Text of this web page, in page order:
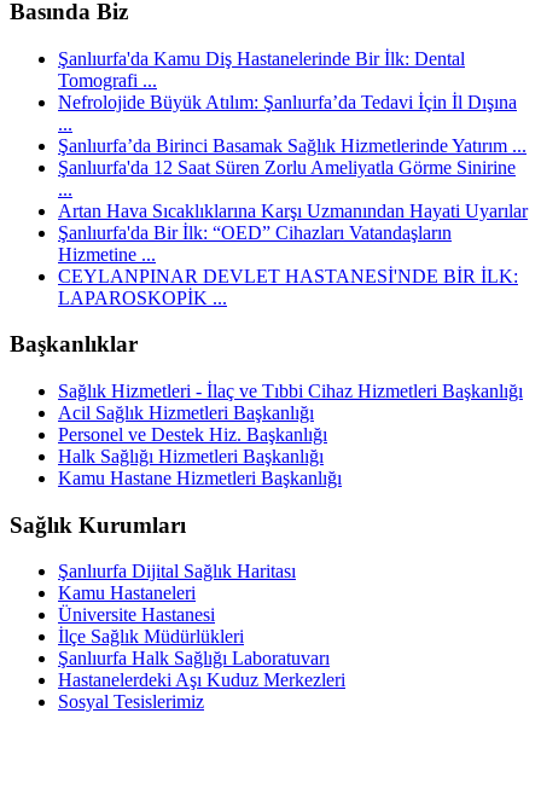
Basında Biz
Şanlıurfa'da Kamu Diş Hastanelerinde Bir İlk: Dental
Tomografi ...
Nefrolojide Büyük Atılım: Şanlıurfa’da Tedavi İçin İl Dışına
...
Şanlıurfa’da Birinci Basamak Sağlık Hizmetlerinde Yatırım ...
Şanlıurfa'da 12 Saat Süren Zorlu Ameliyatla Görme Sinirine
...
Artan Hava Sıcaklıklarına Karşı Uzmanından Hayati Uyarılar
Şanlıurfa'da Bir İlk: “OED” Cihazları Vatandaşların
Hizmetine ...
CEYLANPINAR DEVLET HASTANESİ'NDE BİR İLK:
LAPAROSKOPİK ...
Başkanlıklar
Sağlık Hizmetleri - İlaç ve Tıbbi Cihaz Hizmetleri Başkanlığı
Acil Sağlık Hizmetleri Başkanlığı
Personel ve Destek Hiz. Başkanlığı
Halk Sağlığı Hizmetleri Başkanlığı
Kamu Hastane Hizmetleri Başkanlığı
Sağlık Kurumları
Şanlıurfa Dijital Sağlık Haritası
Kamu Hastaneleri
Üniversite Hastanesi
İlçe Sağlık Müdürlükleri
Şanlıurfa Halk Sağlığı Laboratuvarı
Hastanelerdeki Aşı Kuduz Merkezleri
Sosyal Tesislerimiz